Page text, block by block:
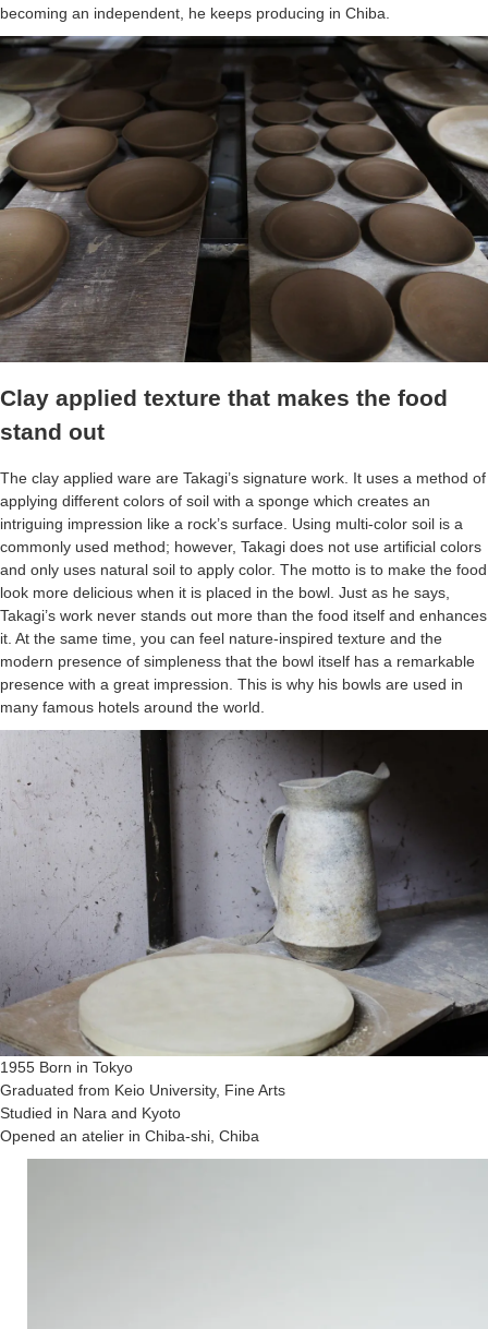
becoming an independent, he keeps producing in Chiba.
Clay applied texture that makes the food
stand out
The clay applied ware are Takagi’s signature work. It uses a method of
applying different colors of soil with a sponge which creates an
intriguing impression like a rock’s surface. Using multi-color soil is a
commonly used method; however, Takagi does not use artificial colors
and only uses natural soil to apply color. The motto is to make the food
look more delicious when it is placed in the bowl. Just as he says,
Takagi’s work never stands out more than the food itself and enhances
it. At the same time, you can feel nature-inspired texture and the
modern presence of simpleness that the bowl itself has a remarkable
presence with a great impression. This is why his bowls are used in
many famous hotels around the world.
1955 Born in Tokyo
Graduated from Keio University, Fine Arts
Studied in Nara and Kyoto
Opened an atelier in Chiba-shi, Chiba